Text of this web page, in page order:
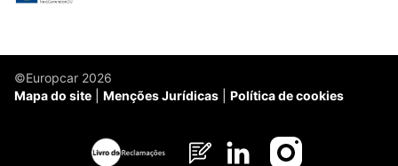
©Europcar 2026
Mapa do site
Menções Jurídicas Política de cookies